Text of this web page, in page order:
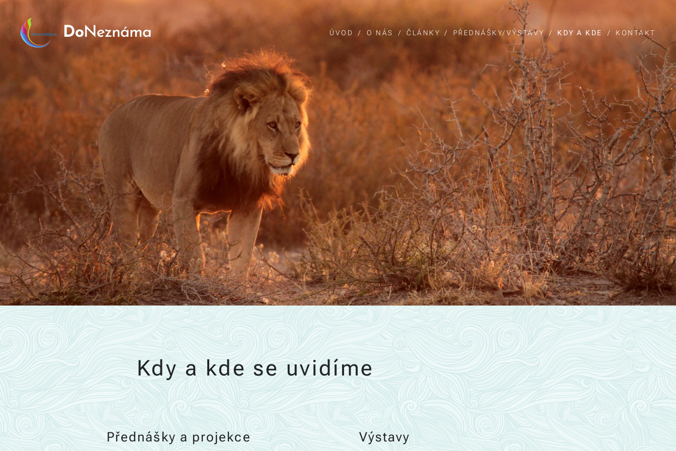
DoNeznáma ÚVOD O NÁS ČLÁNKY PŘEDNÁŠKY/VÝSTAVY KDY A KDE KONTAKT
Kdy a kde se uvidíme
Přednášky a projekce Výstavy